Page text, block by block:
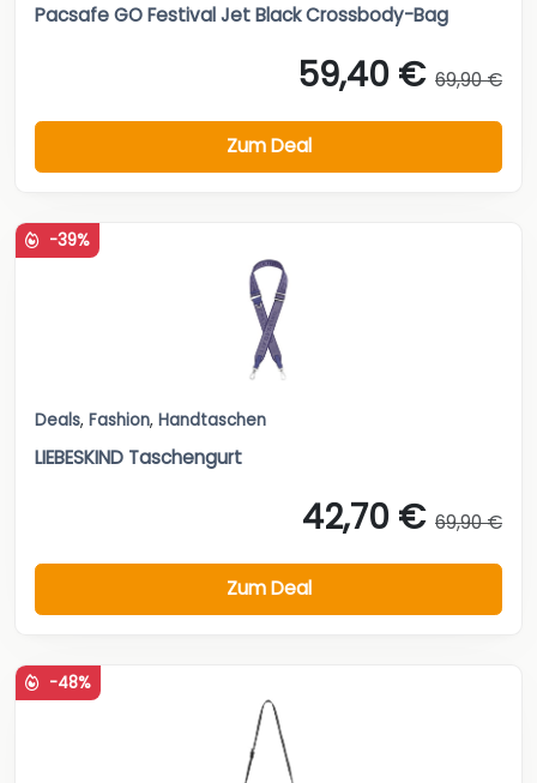
Pacsafe GO Festival Jet Black Crossbody-Bag
59,40 € 69,90 €
Zum Deal
-39%
Deals, Fashion, Handtaschen
LIEBESKIND Taschengurt
42,70 € 69,90 €
Zum Deal
-48%